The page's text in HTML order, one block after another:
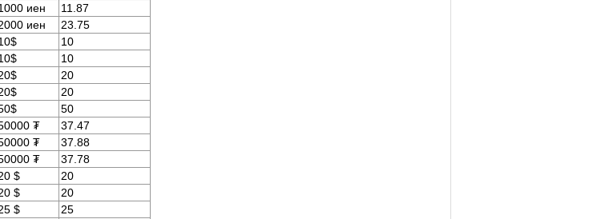
иен
11.87
иен
23.75
10
10
20
20
50
₮
37.47
₮
37.88
₮
37.78
$
20
$
20
$
25